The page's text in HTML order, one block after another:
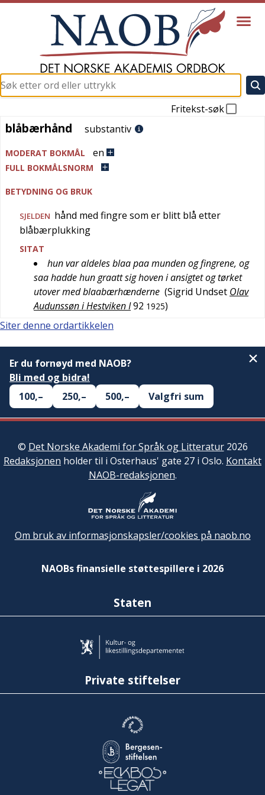
Fritekst-søk
blåbærhånd
blåbærhånd substantiv
MODERAT BOKMÅL en
FULL BOKMÅLSNORM
BETYDNING OG BRUK
SJELDEN hånd med fingre som er blitt blå etter
blåbærplukking
SITAT
hun var aldeles blaa paa munden og fingrene, og
saa hadde hun graatt sig hoven i ansigtet og tørket
utover med blaabærhænderne (Sigrid Undset Olav
Audunssøn i Hestviken I92 1925)
Siter denne ordartikkelen
Er du fornøyd med NAOB?
Bli med og bidra!
100,–
250,– 500,– Valgfri sum
© Det Norske Akademi for Språk og Litteratur2026
Redaksjonen holder til i Osterhaus' gate 27 i Oslo. Kontakt
NAOB-redaksjonen.
Om bruk av informasjonskapsler/cookies på naob.no
NAOBs finansielle støttespillere i 2026
Staten
Private stiftelser